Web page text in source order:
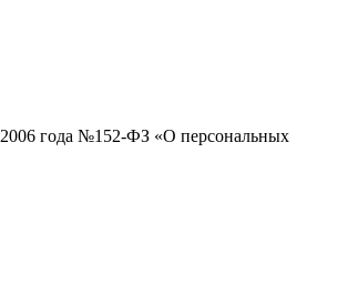
года №152-ФЗ «О персональных